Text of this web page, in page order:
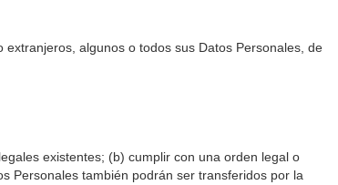
algunos o todos sus Datos Personales, de
existentes; (b) cumplir con una orden legal o
Personales también podrán ser transferidos por la